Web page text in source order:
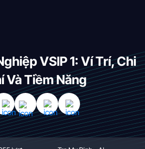
VSIP 1: Ví Trí, Chi
Và Tiềm Năng